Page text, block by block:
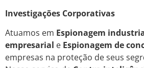
Investigações Corporativas
Atuamos em Espionagem
empresarial e Espionagem de
empresas na proteção de seus